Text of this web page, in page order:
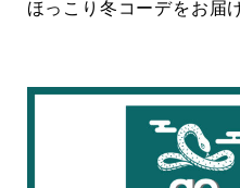
ほっこり冬コーデをお届